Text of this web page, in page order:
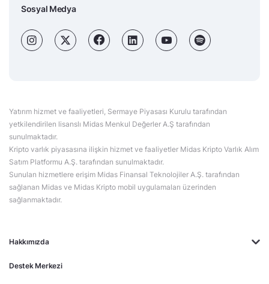
Hakkımızda
Destek Merkezi
Sosyal Medya
Yatırım hizmet ve faaliyetleri, Sermaye Piyasası Kurulu tarafından
yetkilendirilen lisanslı Midas Menkul Değerler A.Ş tarafından
sunulmaktadır.
Kripto varlık piyasasına ilişkin hizmet ve faaliyetler Midas Kripto Varlık Alım
Satım Platformu A.Ş. tarafından sunulmaktadır.
Sunulan hizmetlere erişim Midas Finansal Teknolojiler A.Ş. tarafından
sağlanan Midas ve Midas Kripto mobil uygulamaları üzerinden
sağlanmaktadır.